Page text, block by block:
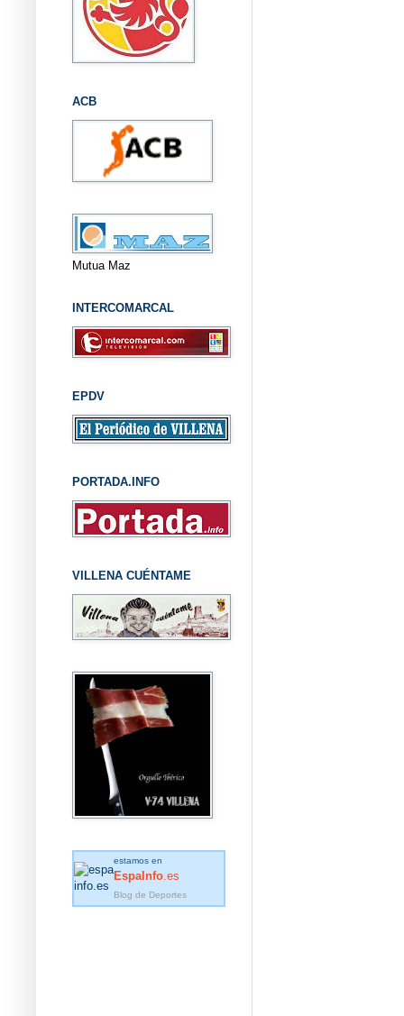
ACB
Mutua Maz
INTERCOMARCAL
EPDV
PORTADA.INFO
VILLENA CUÉNTAME
estamos en
EspaInfo .es
Blog de Deportes